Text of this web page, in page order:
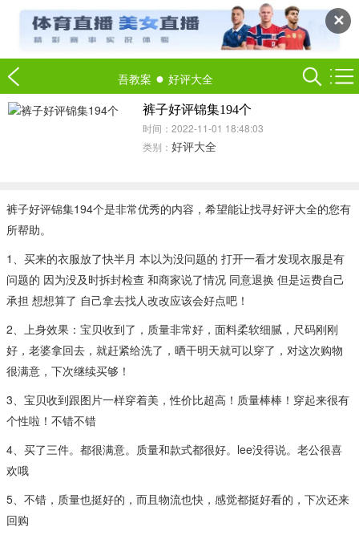
✕
吾教案 ● 好评大全
裤子好评锦集194个
时间：2022-11-01 18:48:03
类别： 好评大全
裤子好评锦集194个是非常优秀的内容，希望能让找寻好评大全的您有
所帮助。
1、买来的衣服放了快半月 本以为没问题的 打开一看才发现衣服是有
问题的 因为没及时拆封检查 和商家说了情况 同意退换 但是运费自己
承担 想想算了 自己拿去找人改改应该会好点吧！
2、上身效果：宝贝收到了，质量非常好，面料柔软细腻，尺码刚刚
好，老婆拿回去，就赶紧给洗了，晒干明天就可以穿了，对这次购物
很满意，下次继续买够！
3、宝贝收到跟图片一样穿着美，性价比超高！质量棒棒！穿起来很有
个性啦！不错不错
4、买了三件。都很满意。质量和款式都很好。lee没得说。老公很喜
欢哦
5、不错，质量也挺好的，而且物流也快，感觉都挺好看的，下次还来
回购